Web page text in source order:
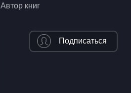
Автор книг
Подписаться